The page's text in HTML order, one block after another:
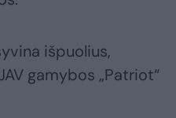
išpuolius,
gamybos „Patriot“